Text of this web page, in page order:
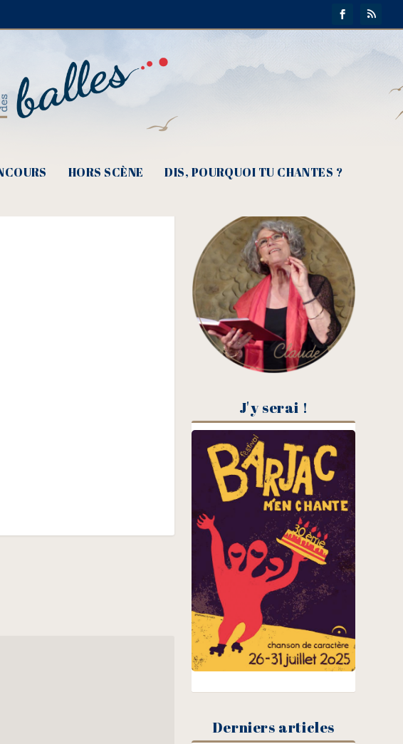
HORS SCÈNE DIS, POURQUOI TU CHANTES ?
(Ⓒ droits
J'y serai !
Derniers articles